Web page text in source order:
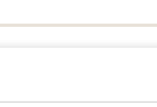
slaapkamers) die allemaal
je wintersportvakantie.